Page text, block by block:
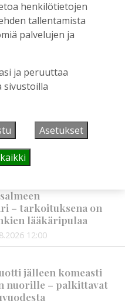
nuorten
kisoihin
7.8.2026
– tarkoituksena on
lääkäripulaa
12:00
jälleen komeasti
nuorille – palkittavat
henkilötietojen
tallentamista
palvelujen ja
ja peruuttaa
sivustoilla
Asetukset